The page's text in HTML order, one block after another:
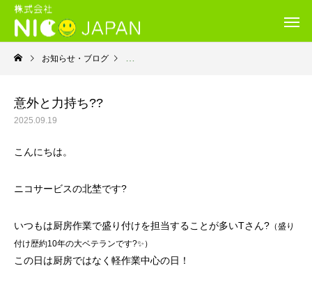
お知らせ・ブログ 就労継続支援B型・ニコサービス
意外と力持ち??
2025.09.19
こんにちは。
ニコサービスの北埜です?
いつもは厨房作業で盛り付けを担当することが多いTさん? （盛り
付け歴約10年の大ベテランです?✨）
この日は厨房ではなく軽作業中心の日！